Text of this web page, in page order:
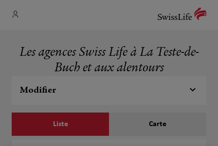
Les agences Swiss Life à La Teste-de-
Buch et aux alentours
Modifier
Liste Carte